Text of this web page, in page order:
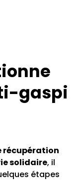
gaspi
récupération
solidaire, il
étapes